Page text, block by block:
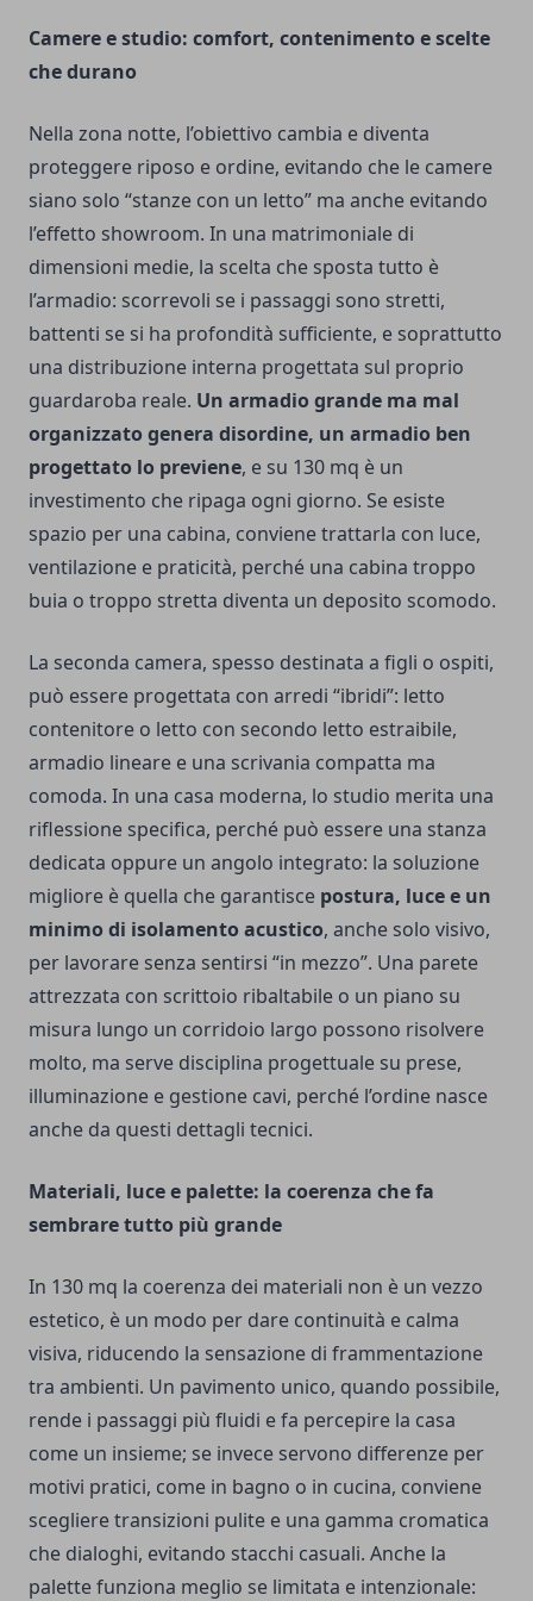
Camere e studio: comfort, contenimento e scelte
che durano
Nella zona notte, l’obiettivo cambia e diventa
proteggere riposo e ordine, evitando che le camere
siano solo “stanze con un letto” ma anche evitando
l’effetto showroom. In una matrimoniale di
dimensioni medie, la scelta che sposta tutto è
l’armadio: scorrevoli se i passaggi sono stretti,
battenti se si ha profondità sufficiente, e soprattutto
una distribuzione interna progettata sul proprio
guardaroba reale. Un armadio grande ma mal
organizzato genera disordine, un armadio ben
progettato lo previene, e su 130 mq è un
investimento che ripaga ogni giorno. Se esiste
spazio per una cabina, conviene trattarla con luce,
ventilazione e praticità, perché una cabina troppo
buia o troppo stretta diventa un deposito scomodo.
La seconda camera, spesso destinata a figli o ospiti,
può essere progettata con arredi “ibridi”: letto
contenitore o letto con secondo letto estraibile,
armadio lineare e una scrivania compatta ma
comoda. In una casa moderna, lo studio merita una
riflessione specifica, perché può essere una stanza
dedicata oppure un angolo integrato: la soluzione
migliore è quella che garantisce postura, luce e un
minimo di isolamento acustico, anche solo visivo,
per lavorare senza sentirsi “in mezzo”. Una parete
attrezzata con scrittoio ribaltabile o un piano su
misura lungo un corridoio largo possono risolvere
molto, ma serve disciplina progettuale su prese,
illuminazione e gestione cavi, perché l’ordine nasce
anche da questi dettagli tecnici.
Materiali, luce e palette: la coerenza che fa
sembrare tutto più grande
In 130 mq la coerenza dei materiali non è un vezzo
estetico, è un modo per dare continuità e calma
visiva, riducendo la sensazione di frammentazione
tra ambienti. Un pavimento unico, quando possibile,
rende i passaggi più fluidi e fa percepire la casa
come un insieme; se invece servono differenze per
motivi pratici, come in bagno o in cucina, conviene
scegliere transizioni pulite e una gamma cromatica
che dialoghi, evitando stacchi casuali. Anche la
palette funziona meglio se limitata e intenzionale: